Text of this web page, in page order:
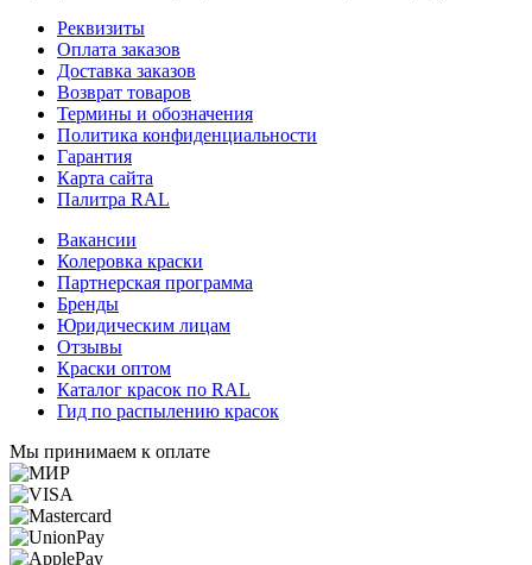
Реквизиты
Оплата заказов
Доставка заказов
Возврат товаров
Термины и обозначения
Политика конфиденциальности
Гарантия
Карта сайта
Палитра RAL
Вакансии
Колеровка краски
Партнерская программа
Бренды
Юридическим лицам
Отзывы
Краски оптом
Каталог красок по RAL
Гид по распылению красок
Мы принимаем к оплате